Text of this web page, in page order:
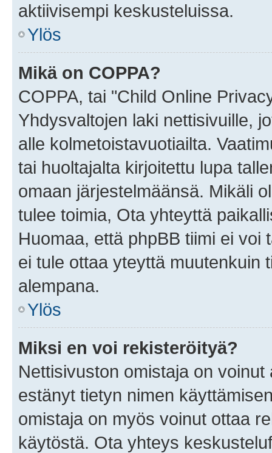
aktiivisempi keskusteluissa.
Ylös
Mikä on COPPA?
COPPA, tai "Child Online
Yhdysvaltojen laki nettisivuille,
alle kolmetoistavuotiailta.
tai huoltajalta kirjoitettu lupa
omaan järjestelmäänsä. Mikäli
tulee toimia, Ota yhteyttä
Huomaa, että phpBB tiimi ei
ei tule ottaa yteyttä muutenkuin
alempana.
Ylös
Miksi en voi rekisteröityä?
Nettisivuston omistaja on
estänyt tietyn nimen
omistaja on myös voinut ottaa
käytöstä. Ota yhteys